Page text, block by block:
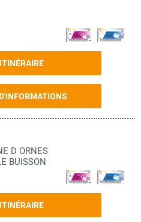
ITINÉRAIRE
D ORNES
BUISSON
ITINÉRAIRE